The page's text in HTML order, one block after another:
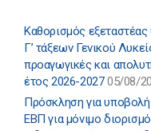
Καθορισμός εξεταστέας
Γ’ τάξεων Γενικού
προαγωγικές και
έτος 2026-2027 05/08/
Πρόσκληση για
ΕΒΠ για μόνιμο